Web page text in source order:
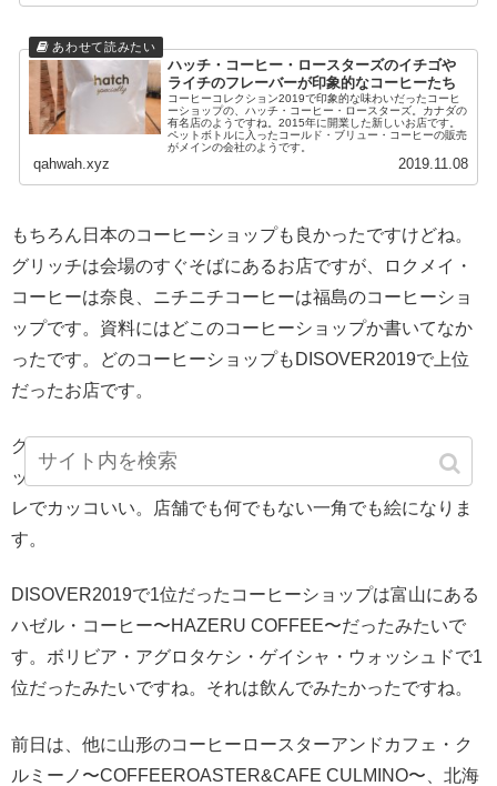
ハッチ・コーヒー・ロースターズのイチゴや
ライチのフレーバーが印象的なコーヒーたち
コーヒーコレクション2019で印象的な味わいだったコーヒ
ーショップの、ハッチ・コーヒー・ロースターズ。カナダの
有名店のようですね。2015年に開業した新しいお店です。
ペットボトルに入ったコールド・ブリュー・コーヒーの販売
がメインの会社のようです。
qahwah.xyz 2019.11.08
もちろん日本のコーヒーショップも良かったですけどね。
グリッチは会場のすぐそばにあるお店ですが、ロクメイ・
コーヒーは奈良、ニチニチコーヒーは福島のコーヒーショ
ップです。資料にはどこのコーヒーショップか書いてなか
ったです。どのコーヒーショップもDISOVER2019で上位
だったお店です。
グリッチ・コーヒー・アンド・ロースターズはやっぱりカ
ッコいいですね。女性のスタッフがモデルのようにオシャ
レでカッコいい。店舗でも何でもない一角でも絵になりま
す。
DISOVER2019で1位だったコーヒーショップは富山にある
ハゼル・コーヒー〜HAZERU COFFEE〜だったみたいで
す。ボリビア・アグロタケシ・ゲイシャ・ウォッシュドで1
位だったみたいですね。それは飲んでみたかったですね。
前日は、他に山形のコーヒーロースターアンドカフェ・ク
ルミーノ〜COFFEEROASTER&CAFE CULMINO〜、北海